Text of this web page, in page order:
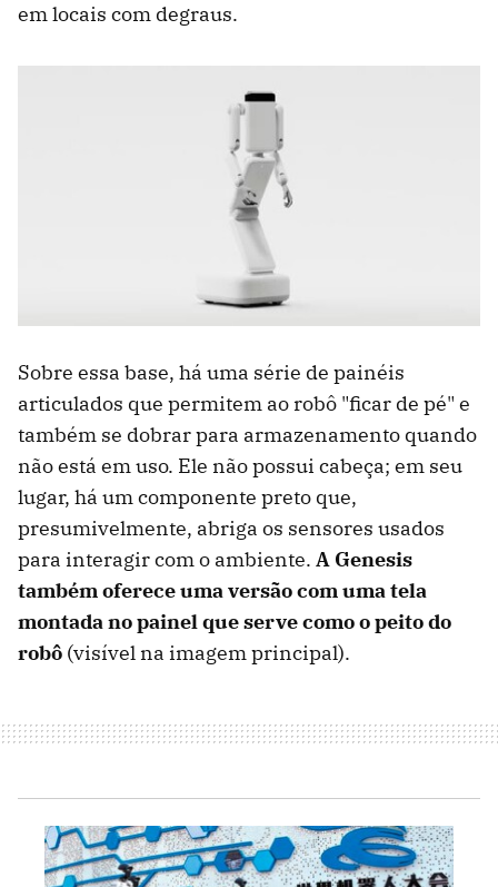
em locais com degraus.
Sobre essa base, há uma série de painéis
articulados que permitem ao robô "ficar de pé" e
também se dobrar para armazenamento quando
não está em uso. Ele não possui cabeça; em seu
lugar, há um componente preto que,
presumivelmente, abriga os sensores usados ​​
para interagir com o ambiente. A Genesis
também oferece uma versão com uma tela
montada no painel que serve como o peito do
robô (visível na imagem principal).